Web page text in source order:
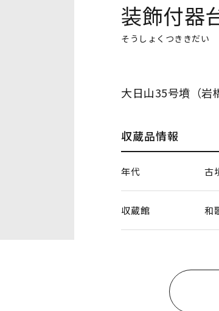
装飾付器
そうしょくつききだい
大日山35号墳（岩
収蔵品情報
年代 古
収蔵館 和